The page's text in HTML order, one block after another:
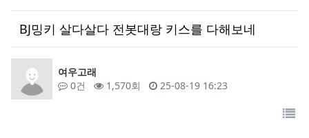
BJ밍키 살다살다 전봇대랑 키스를 다해보네
작성자
여우고래
댓글0건 조회1,570회 작성일
25-08-19 16:23